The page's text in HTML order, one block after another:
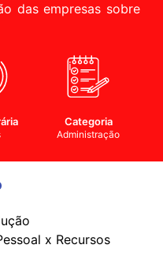
das empresas sobre
Categoria
Administração
x Recursos